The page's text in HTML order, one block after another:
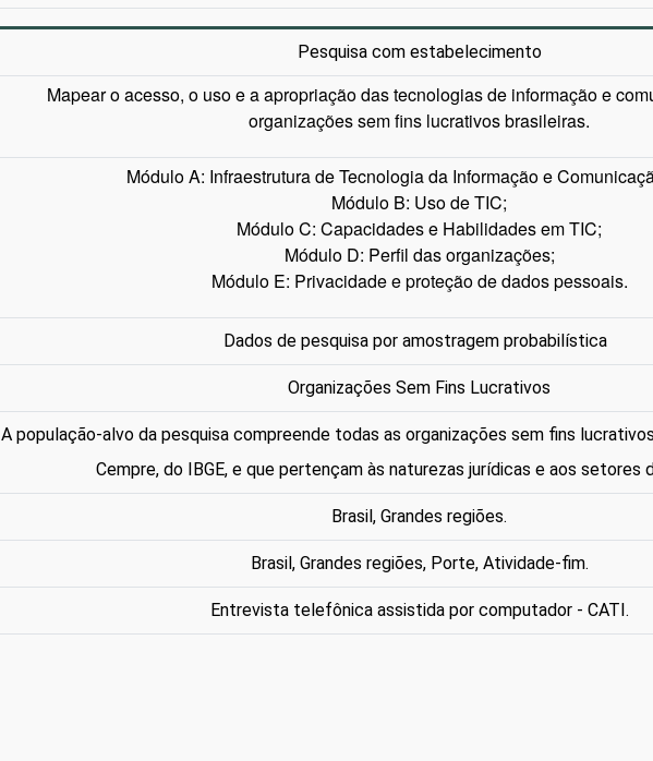
Pesquisa com estabelecimento
Mapear o acesso, o uso e a apropriação das tecnologias de informação e
organizações sem fins lucrativos brasileiras.
Módulo A: Infraestrutura de Tecnologia da Informação e
Módulo B: Uso de TIC;
Módulo C: Capacidades e Habilidades em TIC;
Módulo D: Perfil das organizações;
Módulo E: Privacidade e proteção de dados pessoais.
Dados de pesquisa por amostragem probabilística
Organizações Sem Fins Lucrativos
A população-alvo da pesquisa compreende todas as organizações sem fins
Cempre, do IBGE, e que pertençam às naturezas jurídicas e aos setores
Brasil, Grandes regiões.
Brasil, Grandes regiões, Porte, Atividade-fim.
Entrevista telefônica assistida por computador - CATI.